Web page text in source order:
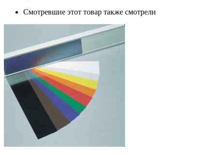
Смотревшие этот товар также смотрели